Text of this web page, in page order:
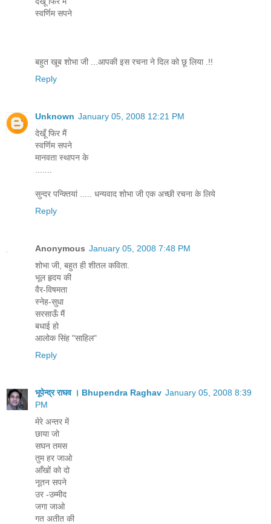
स्वर्णिम सपने
बहुत खूब शोभा जी ...आपकी इस रचना ने दिल को छू लिया .!!
Reply
Unknown January 05, 2008 12:21 PM
देखूँ फिर मैं
स्वर्णिम सपने
मानवता स्थापन के
सुन्दर पन्क्तियां ..... धन्यवाद शोभा जी एक अच्छी रचना के लिये
Reply
Anonymous January 05, 2008 7:48 PM
शोभा जी, बहुत ही शीतल कविता.
भूल हृदय की
वैर-विषमता
स्नेह-सुधा
सरसाऊँ मैं
बधाई हो
आलोक सिंह "साहिल"
Reply
भूपेन्द्र राघव । Bhupendra Raghav January 05, 2008 8:39
PM
मेरे अन्तर में
छाया जो
सघन तमस
तुम हर जाओ
आँखों को दो
नूतन सपने
उर -उम्मीद
जगा जाओ
गत अतीत की